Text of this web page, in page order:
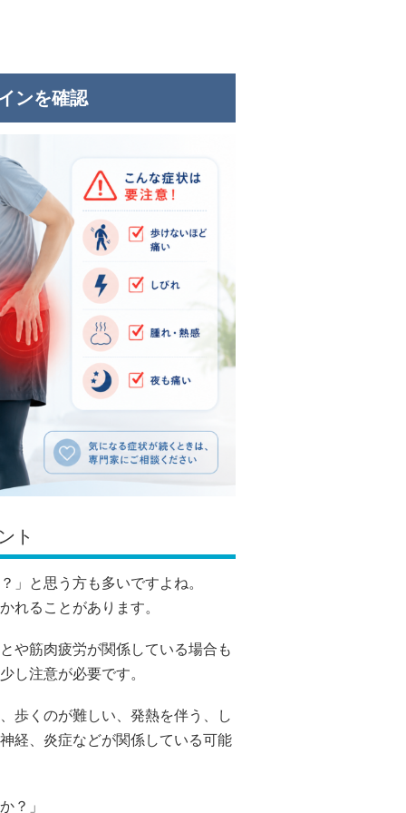
ンを確認
ト
」と思う方も多いですよね。
れることがあります。
や筋肉疲労が関係している場合も
し注意が必要です。
歩くのが難しい、発熱を伴う、し
経、炎症などが関係している可能
？」